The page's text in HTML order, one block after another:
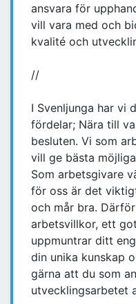
ansvara för
vill vara med och
kvalité och
//
I Svenljunga har vi
fördelar; Nära till
besluten. Vi som
vill ge bästa
Som arbetsgivare
för oss är det
och mår bra.
arbetsvillkor, ett
uppmuntrar ditt
din unika kunskap
gärna att du som
utvecklingsarbetet